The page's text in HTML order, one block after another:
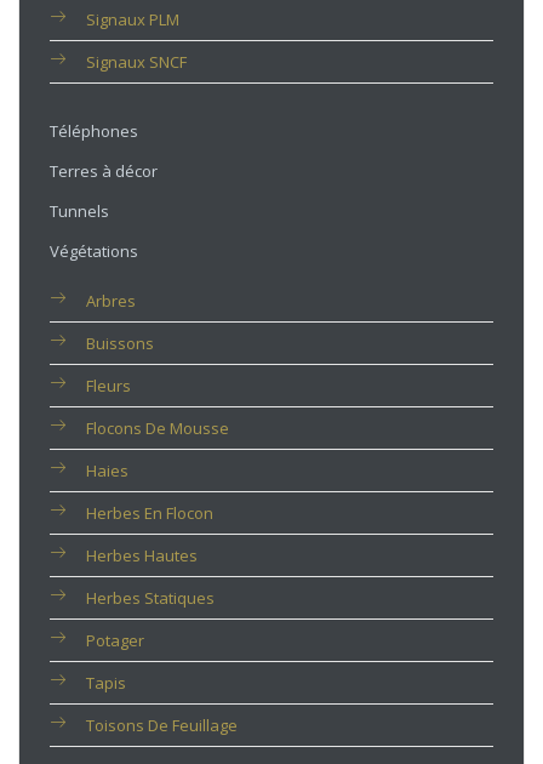
Signaux PLM
Signaux SNCF
Téléphones
Terres à décor
Tunnels
Végétations
Arbres
Buissons
Fleurs
Flocons De Mousse
Haies
Herbes En Flocon
Herbes Hautes
Herbes Statiques
Potager
Tapis
Toisons De Feuillage